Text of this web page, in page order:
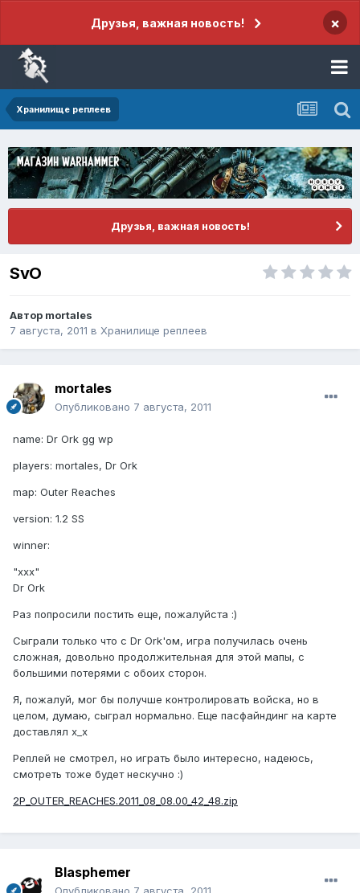
Друзья, важная новость! ×
Хранилище реплеев
Друзья, важная новость!
SvO
Автор mortales
7 августа, 2011 в Хранилище реплеев
mortales
Опубликовано 7 августа, 2011
name: Dr Ork gg wp
players: mortales, Dr Ork
map: Outer Reaches
version: 1.2 SS
winner:
"xxx"
Dr Ork
Раз попросили постить еще, пожалуйста :)
Сыграли только что с Dr Ork'ом, игра получилась очень
сложная, довольно продолжительная для этой мапы, с
большими потерями с обоих сторон.
Я, пожалуй, мог бы получше контролировать войска, но в
целом, думаю, сыграл нормально. Еще пасфайндинг на карте
доставлял x_x
Реплей не смотрел, но играть было интересно, надеюсь,
смотреть тоже будет нескучно :)
2P_OUTER_REACHES.2011_08_08.00_42_48.zip
Blasphemer
Опубликовано 7 августа, 2011